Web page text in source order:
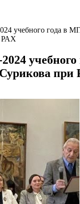
учебного года в
РАХ
учебного
при